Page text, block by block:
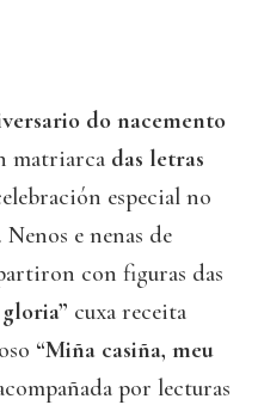
do nacemento
matriarca das letras
especial no
. Nenos e nenas de
con figuras das
cuxa receita
“Miña casiña, meu
por lecturas